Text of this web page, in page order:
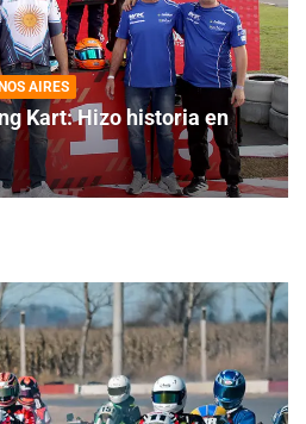
AIRES
Kart: Hizo historia en